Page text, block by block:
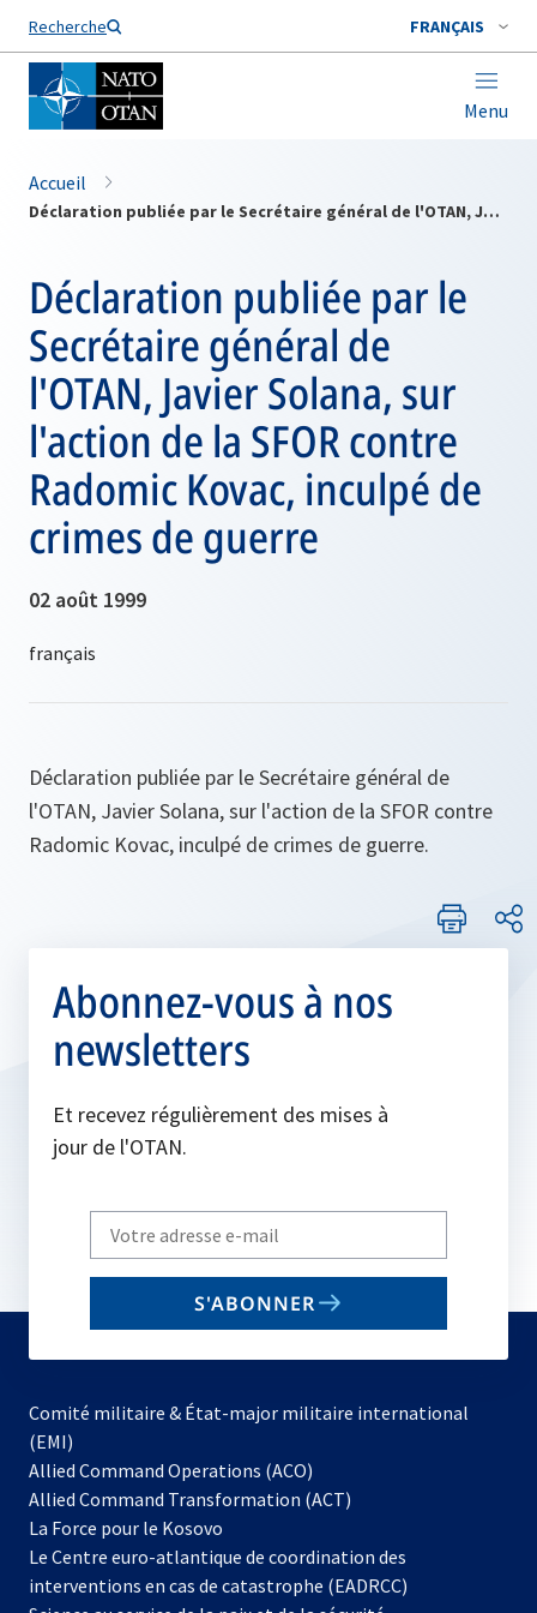
Recherche FRANÇAIS
Menu
Nom de famille*
Accueil
Déclaration publiée par le Secrétaire général de l'OTAN, Javier Solana, sur l'action de la SFOR contre Radomic Kovac, inculpé de crimes de guerre
Déclaration publiée par le
Secrétaire général de
l'OTAN, Javier Solana, sur
l'action de la SFOR contre
Radomic Kovac, inculpé de
crimes de guerre
02 août 1999
Déclaration publiée par le Secrétaire général de
l'OTAN, Javier Solana, sur l'action de la SFOR contre
Radomic Kovac, inculpé de crimes de guerre.
Abonnez-vous à nos
newsletters
Et recevez régulièrement des mises à
jour de l'OTAN.
Write
your
email
S'ABONNER
Comité militaire & État-major militaire international
(EMI)
Allied Command Operations (ACO)
dans
nouvel
onglet
Allied Command Transformation (ACT)
La Force pour le Kosovo
dans
un
Le Centre euro-atlantique de coordination des
interventions en cas de catastrophe (EADRCC)